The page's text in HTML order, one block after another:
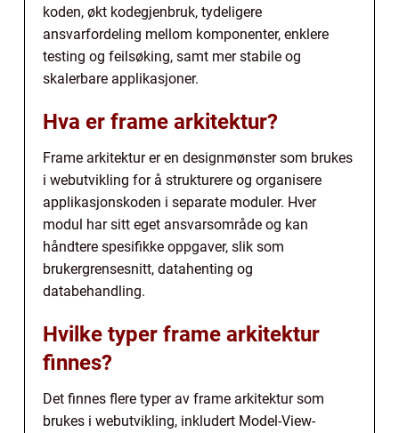
koden, økt kodegjenbruk, tydeligere
ansvarfordeling mellom komponenter, enklere
testing og feilsøking, samt mer stabile og
skalerbare applikasjoner.
Hva er frame arkitektur?
Frame arkitektur er en designmønster som brukes
i webutvikling for å strukturere og organisere
applikasjonskoden i separate moduler. Hver
modul har sitt eget ansvarsområde og kan
håndtere spesifikke oppgaver, slik som
brukergrensesnitt, datahenting og
databehandling.
Hvilke typer frame arkitektur
finnes?
Det finnes flere typer av frame arkitektur som
brukes i webutvikling, inkludert Model-View-